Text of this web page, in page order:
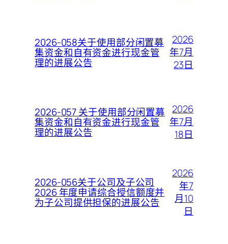
2026-058关于使用部分闲置募
集资金和自有资金进行现金管
理的进展公告
2026
年7月
23日
2026-057 关于使用部分闲置募
集资金和自有资金进行现金管
理的进展公告
2026
年7月
18日
2026-056关于公司及子公司
2026 年度申请综合授信额度并
为子公司提供担保的进展公告
2026
年7
月10
日